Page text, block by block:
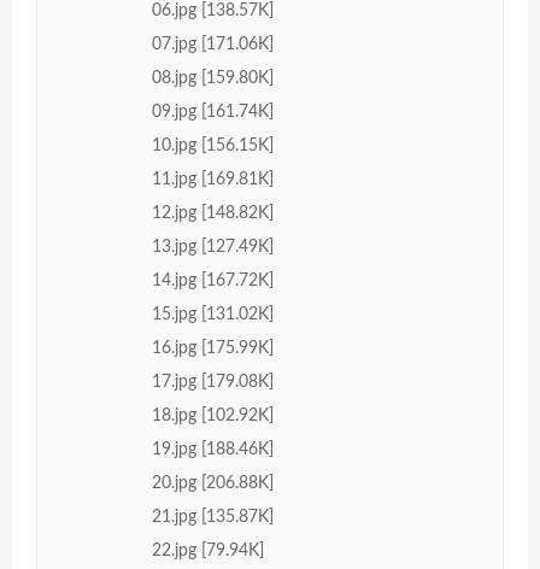
06.jpg [138.57K]
07.jpg [171.06K]
08.jpg [159.80K]
09.jpg [161.74K]
10.jpg [156.15K]
11.jpg [169.81K]
12.jpg [148.82K]
13.jpg [127.49K]
14.jpg [167.72K]
15.jpg [131.02K]
16.jpg [175.99K]
17.jpg [179.08K]
18.jpg [102.92K]
19.jpg [188.46K]
20.jpg [206.88K]
21.jpg [135.87K]
22.jpg [79.94K]